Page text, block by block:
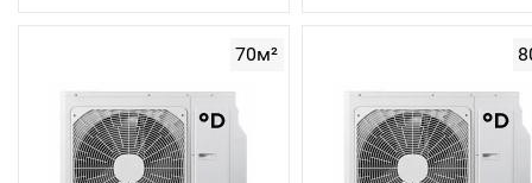
70м²